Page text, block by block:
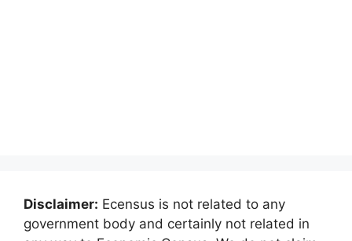
Disclaimer: Ecensus is not related to any
government body and certainly not related in